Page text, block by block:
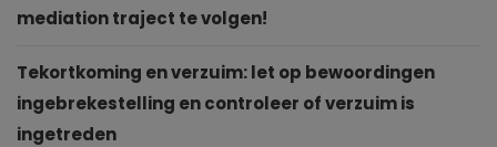
mediation traject te volgen!
Tekortkoming en verzuim: let op bewoordingen
ingebrekestelling en controleer of verzuim is
ingetreden